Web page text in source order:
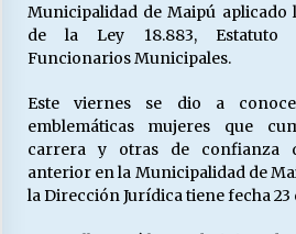
Releyendo la Rerum
cuestión social hoy”.
16/05/2026
S.O.S. a los ricos,
Nuestras Almas)
30/04/2026
Municipalidad de Maipú aplicado
de la Ley 18.883, Estatuto
Funcionarios Municipales.
Este viernes se dio a
emblemáticas mujeres que
carrera y otras de confianza
anterior en la Municipalidad de
la Dirección Jurídica tiene fecha 23